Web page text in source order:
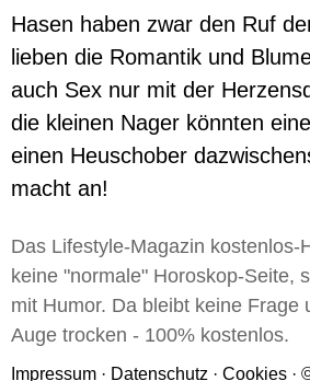
Hasen haben zwar den Ruf
lieben die Romantik und
auch Sex nur mit der
die kleinen Nager könnten
einen Heuschober
macht an!
Das Lifestyle-Magazin kostenlos-
keine "normale" Horoskop-Seite,
mit Humor. Da bleibt keine Frage
Auge trocken - 100% kostenlos.
Impressum · Datenschutz · Cookies ·